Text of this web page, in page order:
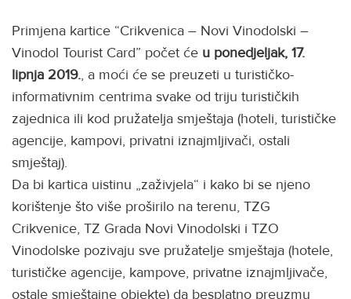
Primjena kartice “Crikvenica – Novi Vinodolski –
Vinodol Tourist Card” počet će u ponedjeljak, 17.
lipnja 2019., a moći će se preuzeti u turističko-
informativnim centrima svake od triju turističkih
zajednica ili kod pružatelja smještaja (hoteli, turističke
agencije, kampovi, privatni iznajmljivači, ostali
smještaj).
Da bi kartica uistinu „zaživjela“ i kako bi se njeno
korištenje što više proširilo na terenu, TZG
Crikvenice, TZ Grada Novi Vinodolski i TZO
Vinodolske pozivaju sve pružatelje smještaja (hotele,
turističke agencije, kampove, privatne iznajmljivače,
ostale smještajne objekte) da besplatno preuzmu